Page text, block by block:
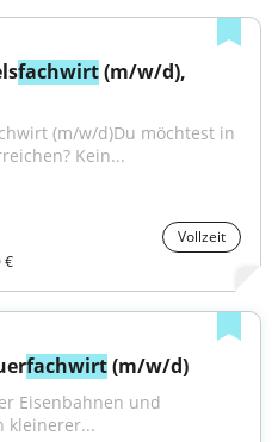
fachwirt (m/w/d),
(m/w/d)Du möchtest in
Kein...
Vollzeit
€
fachwirt (m/w/d)
Eisenbahnen und
kleinerer...